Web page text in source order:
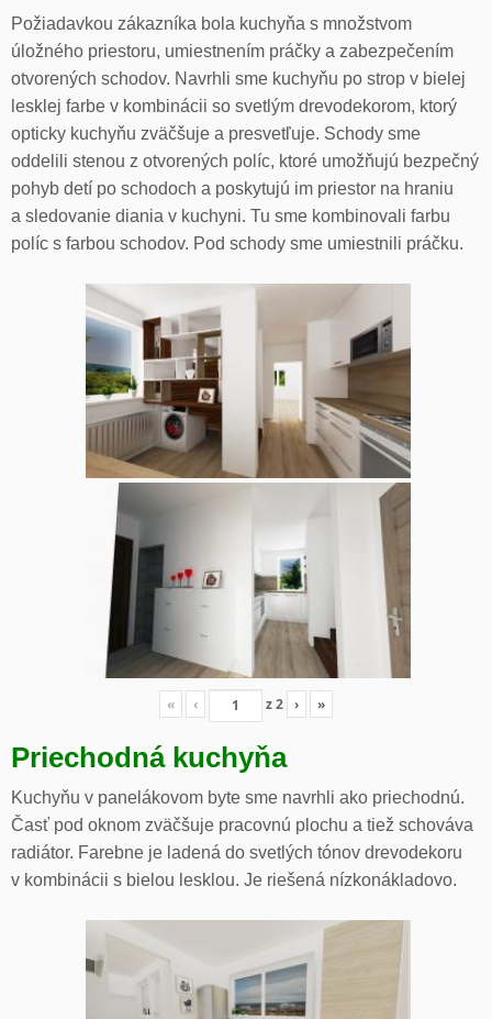
Požiadavkou zákazníka bola kuchyňa s množstvom
úložného priestoru, umiestnením práčky a zabezpečením
otvorených schodov. Navrhli sme kuchyňu po strop v bielej
lesklej farbe v kombinácii so svetlým drevodekorom, ktorý
opticky kuchyňu zväčšuje a presvetľuje. Schody sme
oddelili stenou z otvorených políc, ktoré umožňujú bezpečný
pohyb detí po schodoch a poskytujú im priestor na hraniu
a sledovanie diania v kuchyni. Tu sme kombinovali farbu
políc s farbou schodov. Pod schody sme umiestnili práčku.
« ‹ z2 › »
Priechodná kuchyňa
Kuchyňu v panelákovom byte sme navrhli ako priechodnú.
Časť pod oknom zväčšuje pracovnú plochu a tiež schováva
radiátor. Farebne je ladená do svetlých tónov drevodekoru
v kombinácii s bielou lesklou. Je riešená nízkonákladovo.